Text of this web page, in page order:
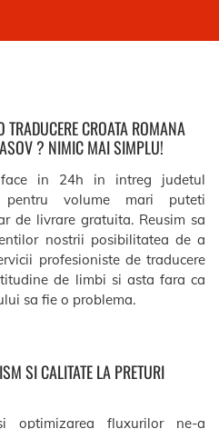
TRADUCERE CROATA ROMANA
? NIMIC MAI SIMPLU!
in 24h in intreg judetul
volume mari puteti
de livrare gratuita. Reusim sa
nostrii posibilitatea de a
profesioniste de traducere
de limbi si asta fara ca
sa fie o problema.
SI CALITATE LA PRETURI
optimizarea fluxurilor ne-a